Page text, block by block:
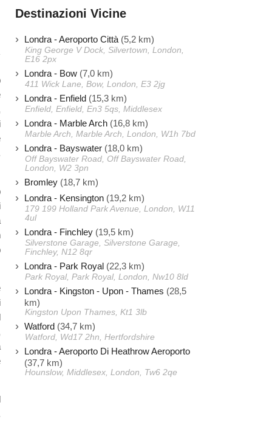
Destinazioni Vicine
Londra - Aeroporto Città (5,2 km)
King George V Dock, Silvertown, London,
E16 2px
Londra - Bow (7,0 km)
411 Wick Lane, Bow, London, E3 2jg
Londra - Enfield (15,3 km)
Enfield, Enfield, En3 5qs, Middlesex
Londra - Marble Arch (16,8 km)
Marble Arch, Marble Arch, London, W1h 7bd
Londra - Bayswater (18,0 km)
Off Bayswater Road, Off Bayswater Road,
London, W2 3pn
Bromley (18,7 km)
Londra - Kensington (19,2 km)
179 199 Holland Park Avenue, London, W11
4ul
Londra - Finchley (19,5 km)
Silverstone Garage, Silverstone Garage,
Finchley, N12 8qr
Londra - Park Royal (22,3 km)
Park Royal, Park Royal, London, Nw10 8ld
Londra - Kingston - Upon - Thames (28,5
km)
Kingston Upon Thames, Kt1 3lb
Watford (34,7 km)
Watford, Wd17 2hn, Hertfordshire
Londra - Aeroporto Di Heathrow Aeroporto
(37,7 km)
Hounslow, Middlesex, London, Tw6 2qe